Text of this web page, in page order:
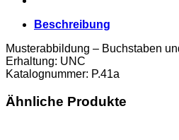
Beschreibung
Musterabbildung – Buchstaben
Erhaltung: UNC
Katalognummer: P.41a
Ähnliche Produkte